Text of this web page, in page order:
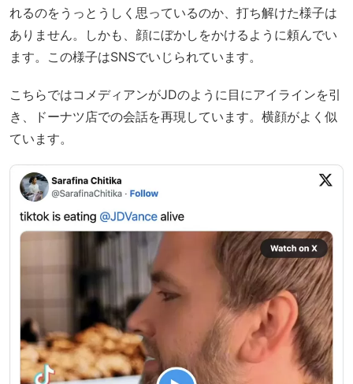
れるのをうっとうしく思っているのか、打ち解けた様子は
ありません。しかも、顔にぼかしをかけるように頼んでい
ます。この様子はSNSでいじられています。
こちらではコメディアンがJDのように目にアイラインを引
き、ドーナツ店での会話を再現しています。横顔がよく似
ています。